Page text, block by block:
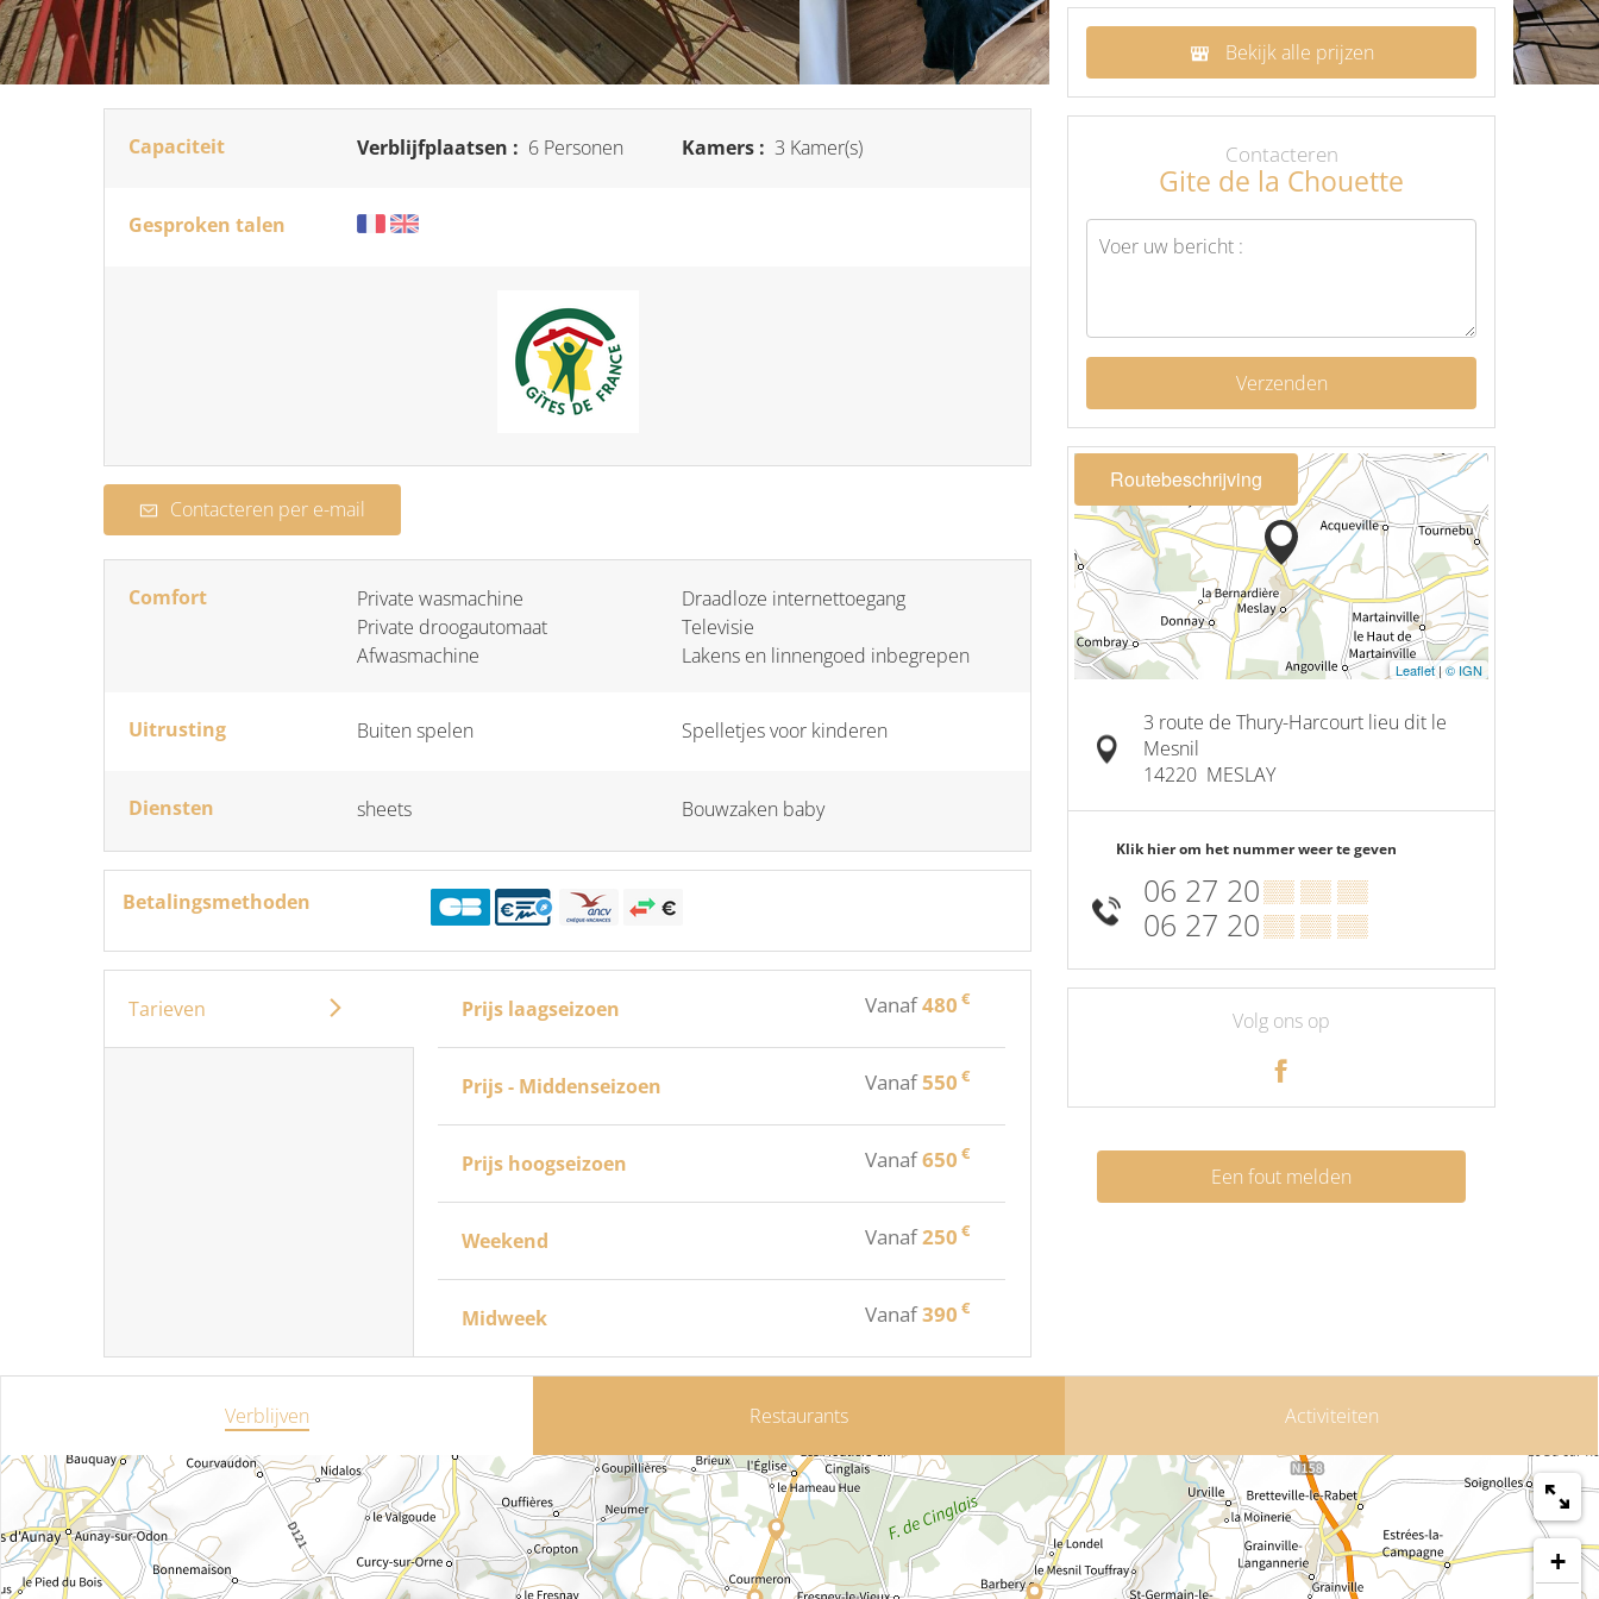
Capaciteit Verblijfplaatsen : 6 Personen Kamers : 3 Kamer(s)
Gesproken talen
Contacteren per e-mail
Comfort
Private wasmachine
Private droogautomaat
Afwasmachine
Draadloze internettoegang
Televisie
Lakens en linnengoed inbegrepen
Uitrusting Buiten spelen Spelletjes voor kinderen
Diensten sheets Bouwzaken baby
Betalingsmethoden
Tarieven Prijs laagseizoen Vanaf480 €
Prijs - Middenseizoen Vanaf550 €
Prijs hoogseizoen Vanaf650 €
Weekend Vanaf250 €
Midweek Vanaf390 €
Bekijk alle prijzen
Contacteren
Gite de la Chouette
Verzenden
Routebeschrijving
Leaflet| © IGN
3 route de Thury-Harcourt lieu dit le
Mesnil
14220 MESLAY
Klik hier om het nummer weer te geven
06 27 20▒▒ ▒▒ ▒▒
06 27 20▒▒ ▒▒ ▒▒
Volg ons op
Een fout melden
Verblijven Restaurants Activiteiten
+